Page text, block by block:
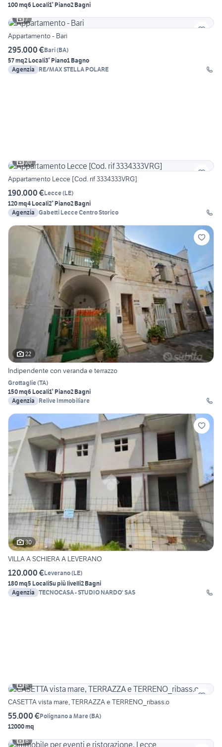
100 mq6 Locali1° Piano2 Bagni
7
Appartamento - Bari
295.000 €Bari(BA)
57 mq2 Locali3° Piano1 Bagno
Agenzia
RE/MAX STELLA POLARE
20
Appartamento Lecce [Cod. rif 3334333VRG]
190.000 €Lecce(LE)
120 mq4 Locali2° Piano2 Bagni
Agenzia Gabetti Lecce Centro Storico
22
Indipendente con veranda e terrazzo
Grottaglie(TA)
150 mq6 Locali1° Piano2 Bagni
Agenzia
Relive Immobiliare
30
VILLA A SCHIERA A LEVERANO
120.000 €Leverano(LE)
180 mq5 LocaliSu più livelli2 Bagni
Agenzia TECNOCASA - STUDIO NARDO' SAS
6
CASETTA vista mare, TERRAZZA e TERRENO_ribass.o
55.000 €Polignano a Mare(BA)
12000 mq
6